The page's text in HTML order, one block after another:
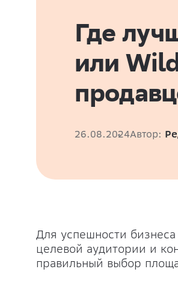
Где
или
26.08.2024Автор:
Для успешности
целевой аудитории и
правильный выбор